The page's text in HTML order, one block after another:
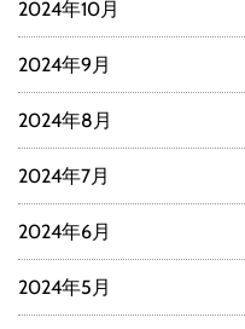
2024年10月
2024年9月
2024年8月
2024年7月
2024年6月
2024年5月